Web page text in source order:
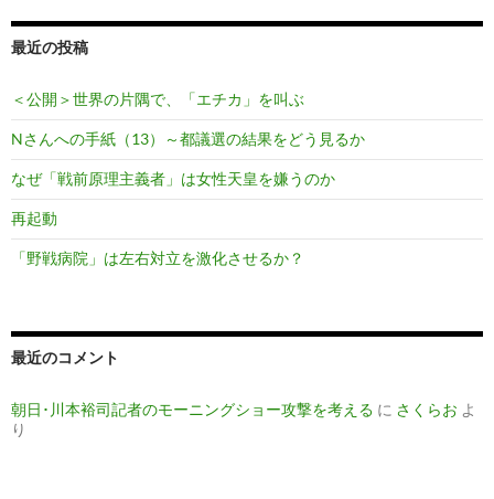
ョ
最近の投稿
＜公開＞世界の片隅で、「エチカ」を叫ぶ
Nさんへの手紙（13）～都議選の結果をどう見るか
なぜ「戦前原理主義者」は女性天皇を嫌うのか
再起動
「野戦病院」は左右対立を激化させるか？
最近のコメント
朝日･川本裕司記者のモーニングショー攻撃を考える に さくらお よ
り